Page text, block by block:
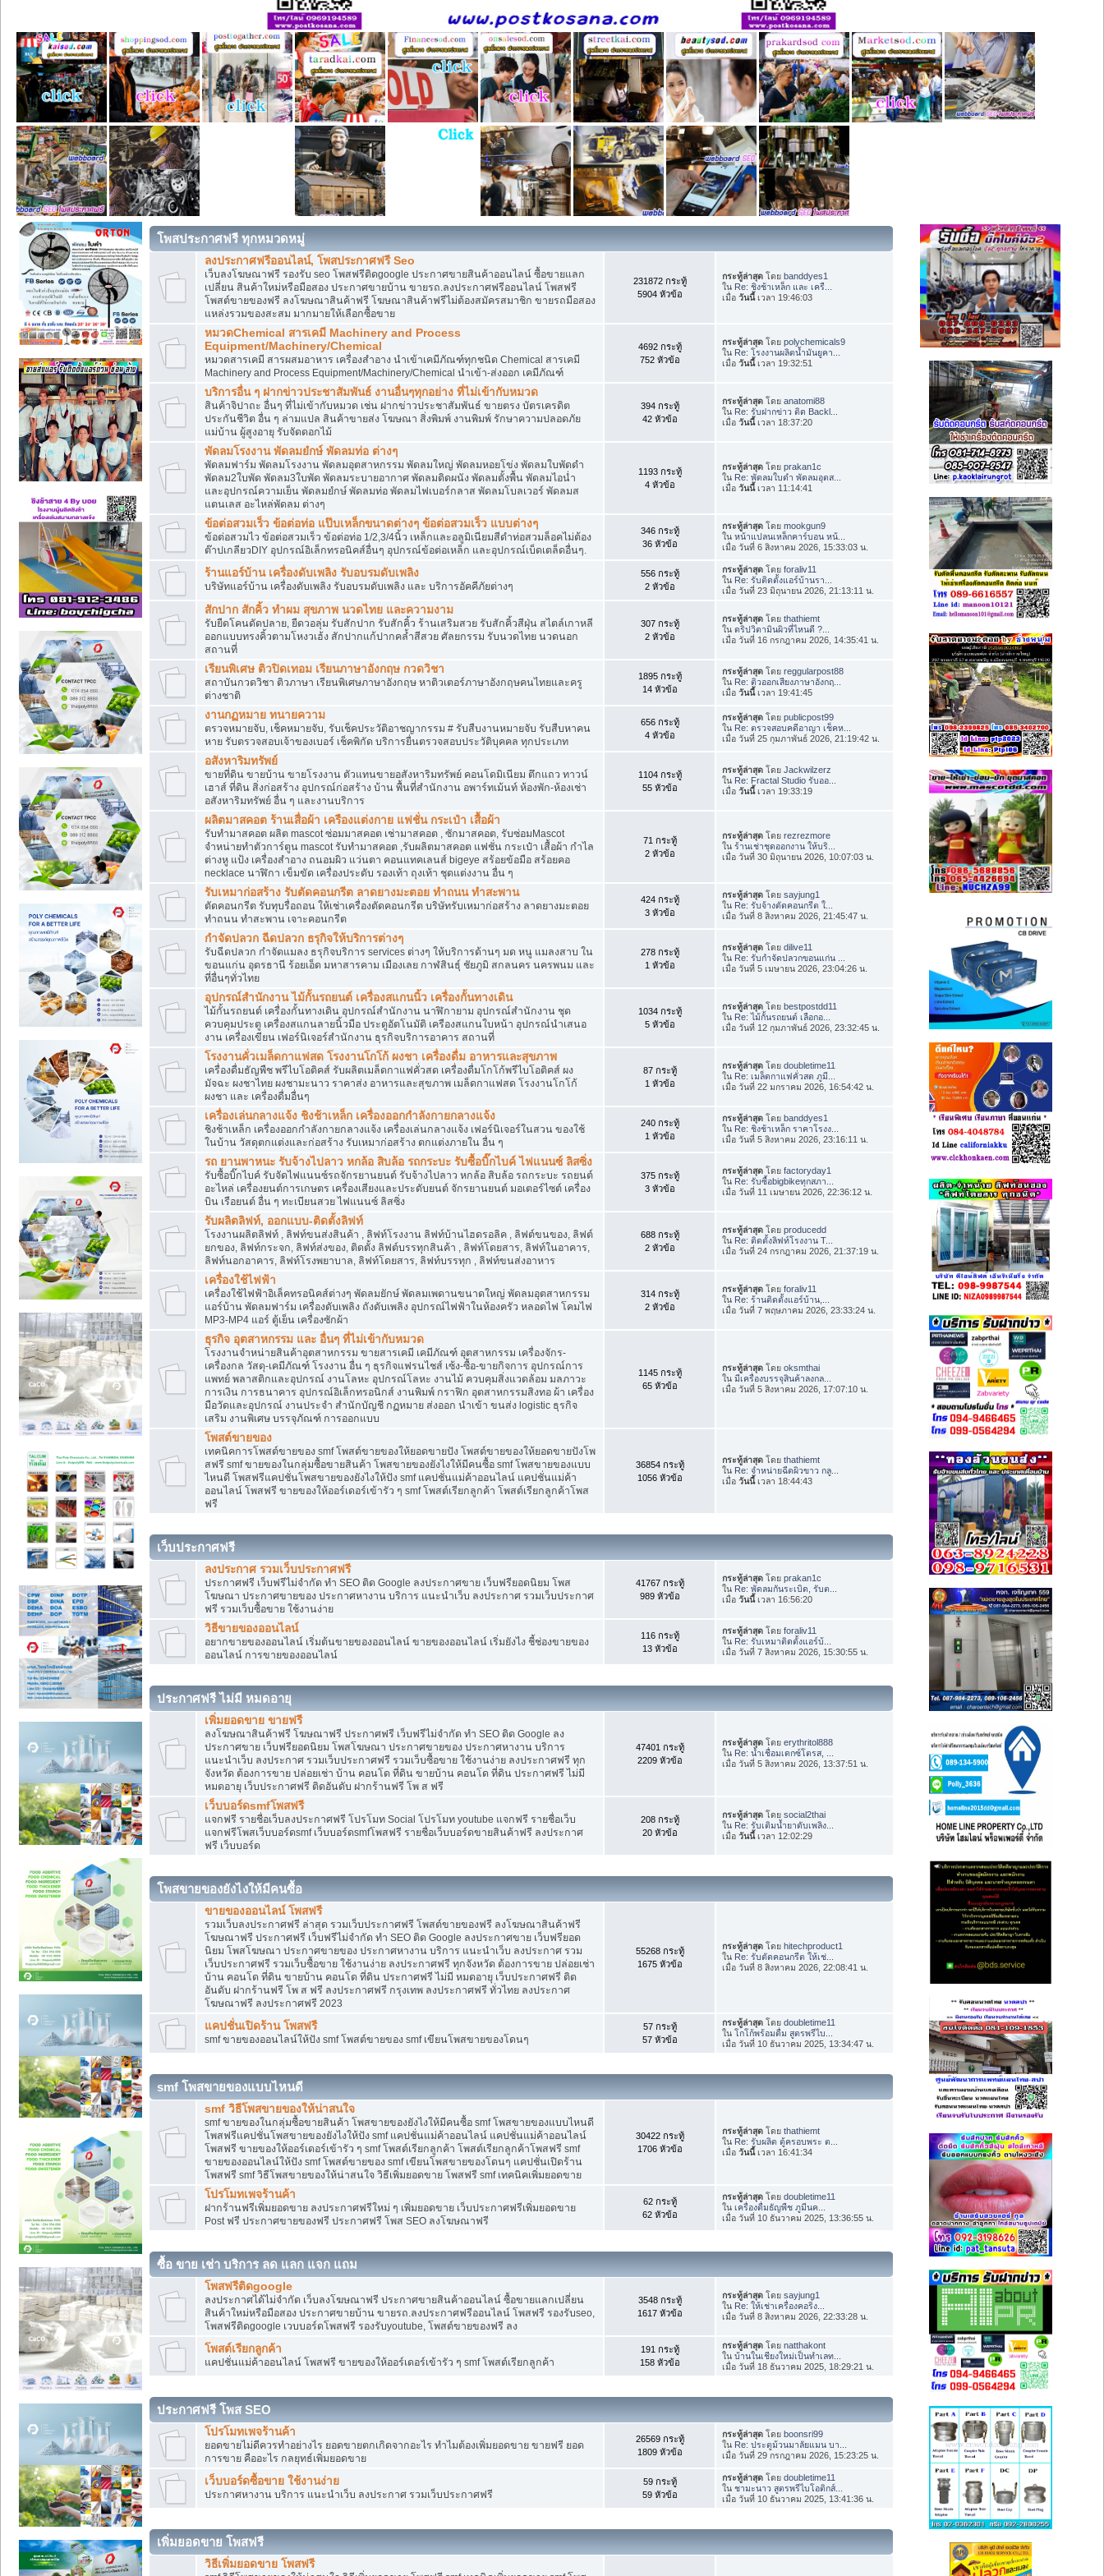
โพสประกาศฟรี ทุกหมวดหมู่
ลงประกาศฟรีออนไลน์, โพสประกาศฟรี Seo
เว็บลงโฆษณาฟรี รองรับ seo โพสฟรีติดgoogle ประกาศขายสินค้าออนไลน์ ซื้อขายแลก
เปลี่ยน สินค้าใหม่หรือมือสอง ประกาศขายบ้าน ขายรถ.ลงประกาศฟรีออนไลน์ โพสฟรี
โพสต์ขายของฟรี ลงโฆษณาสินค้าฟรี โฆษณาสินค้าฟรีไม่ต้องสมัครสมาชิก ขายรถมือสอง
แหล่งรวมของสะสม มากมายให้เลือกซื้อขาย
231872 กระทู้
5904 หัวข้อ
กระทู้ล่าสุด โดยbanddyes1
ใน Re: ชิงช้าเหล็ก และ เครื...
เมื่อวันนี้เวลา 19:46:03
หมวดChemical สารเคมี Machinery and Process
Equipment/Machinery/Chemical
หมวดสารเคมี สารผสมอาหาร เครื่องสำอาง นำเข้าเคมีภัณฑ์ทุกชนิด Chemical สารเคมี
Machinery and Process Equipment/Machinery/Chemical นำเข้า-ส่งออก เคมีภัณฑ์
4692 กระทู้
752 หัวข้อ
กระทู้ล่าสุด โดยpolychemicals9
ใน Re: โรงงานผลิตน้ำมันยูคา...
เมื่อวันนี้เวลา 19:32:51
บริการอื่น ๆ ฝากข่าวประชาสัมพันธ์ งานอื่นๆทุกอย่าง ที่ไม่เข้ากับหมวด
สินค้าจิปาถะ อื่นๆ ที่ไม่เข้ากับหมวด เช่น ฝากข่าวประชาสัมพันธ์ ขายตรง บัตรเครดิต
ประกันชีวิต อื่น ๆ ล่ามแปล สินค้าขายส่ง โฆษณา สิ่งพิมพ์ งานพิมพ์ รักษาความปลอดภัย
แม่บ้าน ผู้สูงอายุ รับจัดดอกไม้
394 กระทู้
42 หัวข้อ
กระทู้ล่าสุด โดยanatomi88
ใน Re: รับฝากข่าว ติด Backl...
เมื่อวันนี้เวลา 18:37:20
พัดลมโรงงาน พัดลมยํกษ์ พัดลมท่อ ต่างๆ
พัดลมฟาร์ม พัดลมโรงงาน พัดลมอุตสาหกรรม พัดลมใหญ่ พัดลมหอยโข่ง พัดลมใบพัดดำ
พัดลม2ใบพัด พัดลม3ใบพัด พัดลมระบายอากาศ พัดลมติดผนัง พัดลมตั้งพื้น พัดลมไอน่ำ
และอุปกรณ์ความเย็น พัดลมยํกษ์ พัดลมท่อ พัดลมไฟเบอร์กลาส พัดลมโบลเวอร์ พัดลมส
แตนเลส อะไหล่พัดลม ต่างๆ
1193 กระทู้
4 หัวข้อ
กระทู้ล่าสุด โดยprakan1c
ใน Re: พัดลมใบดำ พัดลมอุตส...
เมื่อวันนี้เวลา 11:14:41
ข้อต่อสวมเร็ว ข้อต่อท่อ แป๊บเหล็กขนาดต่างๆ ข้อต่อสวมเร็ว แบบต่างๆ
ข้อต่อสวมไว ข้อต่อสวมเร็ว ข้อต่อท่อ 1/2,3/4นิ้ว เหล็กและอลูมิเนียมสีดำท่อสวมล็อคไม่ต้อง
ต๊าปเกลียวDIY อุปกรณ์อิเล็กทรอนิคส์อื่นๆ อุปกรณ์ข้อต่อเหล็ก และอุปกรณ์เบ็ดเตล็ดอื่นๆ.
346 กระทู้
36 หัวข้อ
กระทู้ล่าสุด โดยmookgun9
ในหน้าแปลนเหล็กคาร์บอน หน้...
เมื่อ วันที่ 6 สิงหาคม 2026, 15:33:03 น.
ร้านแอร์บ้าน เครื่องดับเพลิง รับอบรมดับเพลิง
บริษัทแอร์บ้าน เครื่องดับเพลิง รับอบรมดับเพลิง และ บริการอัคคีภัยต่างๆ
556 กระทู้
2 หัวข้อ
กระทู้ล่าสุด โดยforaliv11
ใน Re: รับติดตั้งแอร์บ้านรา...
เมื่อ วันที่ 23 มิถุนายน 2026, 21:13:11 น.
สักปาก สักคิ้ว ทำผม สุขภาพ นวดไทย และความงาม
รับยืดโคนดัดปลาย, ยืดวอลุ่ม รับสักปาก รับสักคิ้ว ร้านเสริมสวย รับสักคิ้วสีฝุ่น สไตล์เกาหลี
ออกแบบทรงคิ้วตามโหงวเฮ้ง สักปากแก้ปากคล้ำสีสวย ศัลยกรรม รับนวดไทย นวดนอก
สถานที่
307 กระทู้
2 หัวข้อ
กระทู้ล่าสุด โดยthathiemt
ในดริปวิตามินผิวที่ไหนดี ?...
เมื่อ วันที่ 16 กรกฎาคม 2026, 14:35:41 น.
เรียนพิเศษ ติวปิดเทอม เรียนภาษาอังกฤษ กวดวิชา
สถาบันกวดวิชา ติวภาษา เรียนพิเศษภาษาอังกฤษ หาติวเตอร์ภาษาอังกฤษคนไทยและครู
ต่างชาติ
1895 กระทู้
14 หัวข้อ
กระทู้ล่าสุด โดยreggularpost88
ใน Re: ติวออกเสียงภาษาอังกฤ...
เมื่อวันนี้เวลา 19:41:45
งานกฏหมาย ทนายความ
ตรวจหมายจับ, เช็คหมายจับ, รับเช็คประวัติอาชญากรรม # รับสืบงานหมายจับ รับสืบหาคน
หาย รับตรวจสอบเจ้าของเบอร์ เช็คพิกัด บริการยื่นตรวจสอบประวัติบุคคล ทุกประเภท
656 กระทู้
4 หัวข้อ
กระทู้ล่าสุด โดยpublicpost99
ใน Re: ตรวจสอบคดีอาญา เช็คห...
เมื่อ วันที่ 25 กุมภาพันธ์ 2026, 21:19:42 น.
อสังหาริมทรัพย์
ขายที่ดิน ขายบ้าน ขายโรงงาน ตัวแทนขายอสังหาริมทรัพย์ คอนโดมิเนียม ตึกแถว ทาวน์
เฮาส์ ที่ดิน สิ่งก่อสร้าง อุปกรณ์ก่อสร้าง บ้าน พื้นที่สำนักงาน อพาร์ทเม้นท์ ห้องพัก-ห้องเช่า
อสังหาริมทรัพย์ อื่น ๆ และงานบริการ
1104 กระทู้
55 หัวข้อ
กระทู้ล่าสุด โดยJackwilzerz
ใน Re: Fractal Studio รับออ...
เมื่อวันนี้เวลา 19:33:19
ผลิตมาสคอต ร้านเสื่อผ้า เครืองแต่งกาย แฟชั่น กระเป๋า เสื้อผ้า
รับทำมาสคอต ผลิต mascot ซ่อมมาสคอต เช่ามาสคอต , ซักมาสคอต, รับซ่อมMascot
จำหน่ายทำตัวการ์ตูน mascot รับทำมาสคอต ,รับผลิตมาสคอต แฟชั่น กระเป๋า เสื้อผ้า กำไล
ต่างหู แป้ง เครื่องสำอาง ถนอมผิว แว่นตา คอนแทคเลนส์ bigeye สร้อยข้อมือ สร้อยคอ
necklace นาฬิกา เข็มขัด เครื่องประดับ รองเท้า ถุงเท้า ชุดแต่งงาน อื่น ๆ
71 กระทู้
2 หัวข้อ
กระทู้ล่าสุด โดยrezrezmore
ในร้านเช่าชุดออกงาน ให้บริ...
เมื่อ วันที่ 30 มิถุนายน 2026, 10:07:03 น.
รับเหมาก่อสร้าง รับตัดคอนกรีต ลาดยางมะตอย ทำถนน ทำสะพาน
ตัดคอนกรีต รับทุบรื่อถอน ให้เช่าเครื่องตัดคอนกรีต บริษัทรับเหมาก่อสร้าง ลาดยางมะตอย
ทำถนน ทำสะพาน เจาะคอนกรีต
424 กระทู้
3 หัวข้อ
กระทู้ล่าสุด โดยsayjung1
ใน Re: รับจ้างตัดคอนกรีต ใ...
เมื่อ วันที่ 8 สิงหาคม 2026, 21:45:47 น.
กำจัดปลวก ฉีดปลวก ธรุกิจให้บริการต่างๆ
รับฉีดปลวก กำจัดแมลง ธรุกิจบริการ services ต่างๆ ให้บริการด้านๆ มด หนู แมลงสาบ ใน
ขอนแก่น อุดรธานี ร้อยเอ็ด มหาสารคาม เมืองเลย กาฬสินธุ์ ชัยภูมิ สกลนคร นครพนม และ
ที่อื่นๆทั่วไทย
278 กระทู้
1 หัวข้อ
กระทู้ล่าสุด โดยdilive11
ใน Re: รับกำจัดปลวกขอนแก่น ...
เมื่อ วันที่ 5 เมษายน 2026, 23:04:26 น.
อุปกรณ์สำนักงาน ไม้กั้นรถยนต์ เครื่องสแกนนิ้ว เครื่องกั้นทางเดิน
ไม้กั้นรถยนต์ เครื่องกั้นทางเดิน อุปกรณ์สำนักงาน นาฬิกายาม อุปกรณ์สำนักงาน ชุด
ควบคุมประตู เครื่องสแกนลายนิ้วมือ ประตูอัตโนมัติ เครืองสแกนใบหน้า อุปกรณ์นำเสนอ
งาน เครื่องเขียน เฟอร์นิเจอร์สำนักงาน ธุรกิจบริการอาคาร สถานที่
1034 กระทู้
5 หัวข้อ
กระทู้ล่าสุด โดยbestpostdd11
ใน Re: ไม้กั้นรถยนต์ เลือกอ...
เมื่อ วันที่ 12 กุมภาพันธ์ 2026, 23:32:45 น.
โรงงานคั่วเมล็ดกาแฟสด โรงงานโกโก้ ผงชา เครื่องดื่ม อาหารและสุขภาพ
เครื่องดื่มธัญพืช พรีไบโอติคส์ รับผลิตเมล็ดกาแฟคั่วสด เครื่องดื่มโกโก้พรีไบโอติคส์ ผง
มัจฉะ ผงชาไทย ผงชามะนาว ราคาส่ง อาหารและสุขภาพ เมล็ดกาแฟสด โรงงานโกโก้
ผงชา และ เครื่องดื่มอื่นๆ
87 กระทู้
1 หัวข้อ
กระทู้ล่าสุด โดยdoubletime11
ใน Re: เมล็ดกาแฟคั่วสด ภูมี...
เมื่อ วันที่ 22 มกราคม 2026, 16:54:42 น.
เครื่องเล่นกลางแจ้ง ชิงช้าเหล็ก เครื่องออกกำลังกายกลางแจ้ง
ชิงช้าเหล็ก เครื่องออกกำลังกายกลางแจ้ง เครื่องเล่นกลางแจ้ง เฟอร์นิเจอร์ในสวน ของใช้
ในบ้าน วัสดุตกแต่งและก่อสร้าง รับเหมาก่อสร้าง ตกแต่งภายใน อื่น ๆ
240 กระทู้
1 หัวข้อ
กระทู้ล่าสุด โดยbanddyes1
ใน Re: ชิงช้าเหล็ก ราคาโรงง...
เมื่อ วันที่ 5 สิงหาคม 2026, 23:16:11 น.
รถ ยานพาหนะ รับจ้างไปลาว หกล้อ สิบล้อ รถกระบะ รับซื้อบิ๊กไบค์ ไฟแนนซ์ ลิสซิ่ง
รับซื้อบิ๊กไบค์ รับจัดไฟแนนซ์รถจักรยานยนต์ รับจ้างไปลาว หกล้อ สิบล้อ รถกระบะ รถยนต์
อะไหล่ เครื่องยนต์การเกษตร เครื่องเสียงและประดับยนต์ จักรยานยนต์ มอเตอร์ไซต์ เครื่อง
บิน เรือยนต์ อื่น ๆ ทะเบียนสวย ไฟแนนซ์ ลิสซิ่ง
375 กระทู้
3 หัวข้อ
กระทู้ล่าสุด โดยfactoryday1
ใน Re: รับซื้อbigbikeทุกสภา...
เมื่อ วันที่ 11 เมษายน 2026, 22:36:12 น.
รับผลิตลิฟท์, ออกแบบ-ติดตั้งลิฟท์
โรงงานผลิตลิฟท์ , ลิฟท์ขนส่งสินค้า , ลิฟท์โรงงาน ลิฟท์บ้านไฮดรอลิค , ลิฟต์ขนของ, ลิฟต์
ยกของ, ลิฟท์กระจก, ลิฟท์ส่งของ, ติดตั้ง ลิฟต์บรรทุกสินค้า , ลิฟท์โดยสาร, ลิฟท์ในอาคาร,
ลิฟท์นอกอาคาร, ลิฟท์โรงพยาบาล, ลิฟท์โดยสาร, ลิฟท์บรรทุก , ลิฟท์ขนส่งอาหาร
688 กระทู้
2 หัวข้อ
กระทู้ล่าสุด โดยproducedd
ใน Re: ติดตั้งลิฟท์โรงงาน T...
เมื่อ วันที่ 24 กรกฎาคม 2026, 21:37:19 น.
เครื่องใช้ไฟฟ้า
เครื่องใช้ไฟฟ้าอิเล็คทรอนิคส์ต่างๆ พัดลมยักษ์ พัดลมเพดานขนาดใหญ่ พัดลมอุตสาหกรรม
แอร์บ้าน พัดลมฟาร์ม เครื่องดับเพลิง ถังดับเพลิง อุปกรณ์ไฟฟ้าในห้องครัว หลอดไฟ โคมไฟ
MP3-MP4 แอร์ ตู้เย็น เครื่องซักผ้า
314 กระทู้
2 หัวข้อ
กระทู้ล่าสุด โดยforaliv11
ใน Re: ร้านติดตั้งแอร์บ้าน,...
เมื่อ วันที่ 7 พฤษภาคม 2026, 23:33:24 น.
ธุรกิจ อุตสาหกรรม และ อื่นๆ ที่ไม่เข้ากับหมวด
โรงงานจำหน่ายสินค้าอุตสาหกรรม ขายสารเคมี เคมีภัณฑ์ อุตสาหกรรม เครื่องจักร-
เครื่องกล วัสดุ-เคมีภัณฑ์ โรงงาน อื่น ๆ ธุรกิจแฟรนไชส์ เซ้ง-ซื้อ-ขายกิจการ อุปกรณ์การ
แพทย์ พลาสติกและอุปกรณ์ งานโลหะ อุปกรณ์โลหะ งานไม้ ควบคุมสิ่งแวดล้อม มลภาวะ
การเงิน การธนาคาร อุปกรณ์อิเล็กทรอนิกส์ งานพิมพ์ กราฟิก อุตสาหกรรมสิงทอ ผ้า เครื่อง
มือวัดและอุปกรณ์ งานประจำ สำนักบัญชี กฏหมาย ส่งออก นำเข้า ขนส่ง logistic ธุรกิจ
เสริม งานพิเศษ บรรจุภัณฑ์ การออกแบบ
1145 กระทู้
65 หัวข้อ
กระทู้ล่าสุด โดยoksmthai
ในมีเครื่องบรรจุสินค้าลงกล...
เมื่อ วันที่ 5 สิงหาคม 2026, 17:07:10 น.
โพสต์ขายของ
เทคนิคการโพสต์ขายของ smf โพสต์ขายของให้ยอดขายปัง โพสต์ขายของให้ยอดขายปังโพ
สฟรี smf ขายของในกลุ่มซื้อขายสินค้า โพสขายของยังไงให้มีคนซื้อ smf โพสขายของแบบ
ไหนดี โพสฟรีแคปชั่นโพสขายของยังไงให้ปัง smf แคปชั่นแม่ค้าออนไลน์ แคปชั่นแม่ค้า
ออนไลน์ โพสฟรี ขายของให้ออร์เดอร์เข้ารัว ๆ smf โพสต์เรียกลูกค้า โพสต์เรียกลูกค้าโพส
ฟรี
36854 กระทู้
1056 หัวข้อ
กระทู้ล่าสุด โดยthathiemt
ใน Re: จำหน่ายฉีดผิวขาว กลู...
เมื่อวันนี้เวลา 18:44:43
เว็บประกาศฟรี
ลงประกาศ รวมเว็บประกาศฟรี
ประกาศฟรี เว็บฟรีไม่จำกัด ทำ SEO ติด Google ลงประกาศขาย เว็บฟรียอดนิยม โพส
โฆษณา ประกาศขายของ ประกาศหางาน บริการ แนะนำเว็บ ลงประกาศ รวมเว็บประกาศ
ฟรี รวมเว็บซื้อขาย ใช้งานง่าย
41767 กระทู้
989 หัวข้อ
กระทู้ล่าสุด โดยprakan1c
ใน Re: พัดลมกันระเบิด, รับต...
เมื่อวันนี้เวลา 16:56:20
วิธีขายของออนไลน์
อยากขายของออนไลน์ เริ่มต้นขายของออนไลน์ ขายของออนไลน์ เริ่มยังไง ชี้ช่องขายของ
ออนไลน์ การขายของออนไลน์
116 กระทู้
13 หัวข้อ
กระทู้ล่าสุด โดยforaliv11
ใน Re: รับเหมาติดตั้งแอร์บ้...
เมื่อ วันที่ 7 สิงหาคม 2026, 15:30:55 น.
ประกาศฟรี ไม่มี หมดอายุ
เพิ่มยอดขาย ขายฟรี
ลงโฆษณาสินค้าฟรี โฆษณาฟรี ประกาศฟรี เว็บฟรีไม่จำกัด ทำ SEO ติด Google ลง
ประกาศขาย เว็บฟรียอดนิยม โพสโฆษณา ประกาศขายของ ประกาศหางาน บริการ
แนะนำเว็บ ลงประกาศ รวมเว็บประกาศฟรี รวมเว็บซื้อขาย ใช้งานง่าย ลงประกาศฟรี ทุก
จังหวัด ต้องการขาย ปล่อยเช่า บ้าน คอนโด ที่ดิน ขายบ้าน คอนโด ที่ดิน ประกาศฟรี ไม่มี
หมดอายุ เว็บประกาศฟรี ติดอันดับ ฝากร้านฟรี โพ ส ฟรี
47401 กระทู้
2209 หัวข้อ
กระทู้ล่าสุด โดยerythritol888
ใน Re: น้ำเชื่อมเดกซ์โตรส, ...
เมื่อ วันที่ 5 สิงหาคม 2026, 13:37:51 น.
เว็บบอร์ดsmfโพสฟรี
แจกฟรี รายชื่อเว็บลงประกาศฟรี โปรโมท Social โปรโมท youtube แจกฟรี รายชื่อเว็บ
แจกฟรีโพสเว็บบอร์ดsmf เว็บบอร์ดsmfโพสฟรี รายชื่อเว็บบอร์ดขายสินค้าฟรี ลงประกาศ
ฟรี เว็บบอร์ด
208 กระทู้
20 หัวข้อ
กระทู้ล่าสุด โดยsocial2thai
ใน Re: รับเติมน้ำยาดับเพลิง...
เมื่อวันนี้เวลา 12:02:29
โพสขายของยังไงให้มีคนซื้อ
ขายของออนไลน์ โพสฟรี
รวมเว็บลงประกาศฟรี ล่าสุด รวมเว็บประกาศฟรี โพสต์ขายของฟรี ลงโฆษณาสินค้าฟรี
โฆษณาฟรี ประกาศฟรี เว็บฟรีไม่จำกัด ทำ SEO ติด Google ลงประกาศขาย เว็บฟรียอด
นิยม โพสโฆษณา ประกาศขายของ ประกาศหางาน บริการ แนะนำเว็บ ลงประกาศ รวม
เว็บประกาศฟรี รวมเว็บซื้อขาย ใช้งานง่าย ลงประกาศฟรี ทุกจังหวัด ต้องการขาย ปล่อยเช่า
บ้าน คอนโด ที่ดิน ขายบ้าน คอนโด ที่ดิน ประกาศฟรี ไม่มี หมดอายุ เว็บประกาศฟรี ติด
อันดับ ฝากร้านฟรี โพ ส ฟรี ลงประกาศฟรี กรุงเทพ ลงประกาศฟรี ทั่วไทย ลงประกาศ
โฆษณาฟรี ลงประกาศฟรี 2023
55268 กระทู้
1675 หัวข้อ
กระทู้ล่าสุด โดยhitechproduct1
ใน Re: รับตัดคอนกรีต ให้เช่...
เมื่อ วันที่ 8 สิงหาคม 2026, 22:08:41 น.
แคปชั่นเปิดร้าน โพสฟรี
smf ขายของออนไลน์ให้ปัง smf โพสต์ขายของ smf เขียนโพสขายของโดนๆ
57 กระทู้
57 หัวข้อ
กระทู้ล่าสุด โดยdoubletime11
ในโกโก้พร้อมดื่ม สูตรพรีไบ...
เมื่อ วันที่ 10 ธันวาคม 2025, 13:34:47 น.
smf โพสขายของแบบไหนดี
smf วิธีโพสขายของให้น่าสนใจ
smf ขายของในกลุ่มซื้อขายสินค้า โพสขายของยังไงให้มีคนซื้อ smf โพสขายของแบบไหนดี
โพสฟรีแคปชั่นโพสขายของยังไงให้ปัง smf แคปชั่นแม่ค้าออนไลน์ แคปชั่นแม่ค้าออนไลน์
โพสฟรี ขายของให้ออร์เดอร์เข้ารัว ๆ smf โพสต์เรียกลูกค้า โพสต์เรียกลูกค้าโพสฟรี smf
ขายของออนไลน์ให้ปัง smf โพสต์ขายของ smf เขียนโพสขายของโดนๆ แคปชั่นเปิดร้าน
โพสฟรี smf วิธีโพสขายของให้น่าสนใจ วิธีเพิ่มยอดขาย โพสฟรี smf เทคนิคเพิ่มยอดขาย
30422 กระทู้
1706 หัวข้อ
กระทู้ล่าสุด โดยthathiemt
ใน Re: รับผลิต ตู้ครอบพระ ต...
เมื่อวันนี้เวลา 16:41:34
โปรโมทเพจร้านค้า
ฝากร้านฟรีเพิ่มยอดขาย ลงประกาศฟรีใหม่ ๆ เพิ่มยอดขาย เว็บประกาศฟรีเพิ่มยอดขาย
Post ฟรี ประกาศขายของฟรี ประกาศฟรี โพส SEO ลงโฆษณาฟรี
62 กระทู้
62 หัวข้อ
กระทู้ล่าสุด โดยdoubletime11
ในเครื่องดื่มธัญพืช ภูมีนค...
เมื่อ วันที่ 10 ธันวาคม 2025, 13:36:55 น.
ซื้อ ขาย เช่า บริการ ลด แลก แจก แถม
โพสฟรีติดgoogle
ลงประกาศได้ไม่จำกัด เว็บลงโฆษณาฟรี ประกาศขายสินค้าออนไลน์ ซื้อขายแลกเปลี่ยน
สินค้าใหม่หรือมือสอง ประกาศขายบ้าน ขายรถ.ลงประกาศฟรีออนไลน์ โพสฟรี รองรับseo,
โพสฟรีติดgoogle เวบบอร์ดโพสฟรี รองรับyoutube, โพสต์ขายของฟรี ลง
3548 กระทู้
1617 หัวข้อ
กระทู้ล่าสุด โดยsayjung1
ใน Re: ให้เช่าเครื่องคอริ่ง...
เมื่อ วันที่ 8 สิงหาคม 2026, 22:33:28 น.
โพสต์เรียกลูกค้า
แคปชั่นแม่ค้าออนไลน์ โพสฟรี ขายของให้ออร์เดอร์เข้ารัว ๆ smf โพสต์เรียกลูกค้า
191 กระทู้
158 หัวข้อ
กระทู้ล่าสุด โดยnatthakont
ในบ้านในเชียงใหม่เป็นทำเลท...
เมื่อ วันที่ 18 ธันวาคม 2025, 18:29:21 น.
ประกาศฟรี โพส SEO
โปรโมทเพจร้านค้า
ยอดขายไม่ดีควรทำอย่างไร ยอดขายตกเกิดจากอะไร ทำไมต้องเพิ่มยอดขาย ขายฟรี ยอด
การขาย คืออะไร กลยุทธ์เพิ่มยอดขาย
26569 กระทู้
1809 หัวข้อ
กระทู้ล่าสุด โดยboonsri99
ใน Re: ประตูม้วนมาลัยแมน บา...
เมื่อ วันที่ 29 กรกฎาคม 2026, 15:23:25 น.
เว็บบอร์ดซื้อขาย ใช้งานง่าย
ประกาศหางาน บริการ แนะนำเว็บ ลงประกาศ รวมเว็บประกาศฟรี
59 กระทู้
59 หัวข้อ
กระทู้ล่าสุด โดยdoubletime11
ในชามะนาว สูตรพรีไบโอติกส์...
เมื่อ วันที่ 10 ธันวาคม 2025, 13:41:36 น.
เพิ่มยอดขาย โพสฟรี
วิธีเพิ่มยอดขาย โพสฟรี